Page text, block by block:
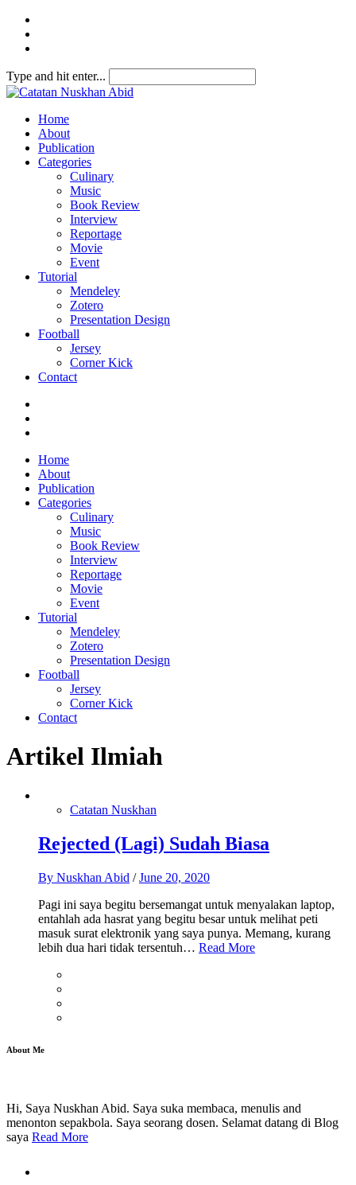
Type and hit enter...
Home
About
Publication
Categories
Culinary
Music
Book Review
Interview
Reportage
Movie
Event
Tutorial
Mendeley
Zotero
Presentation Design
Football
Jersey
Corner Kick
Contact
Home
About
Publication
Categories
Culinary
Music
Book Review
Interview
Reportage
Movie
Event
Tutorial
Mendeley
Zotero
Presentation Design
Football
Jersey
Corner Kick
Contact
Artikel Ilmiah
Catatan Nuskhan
Rejected (Lagi) Sudah Biasa
By Nuskhan Abid /June 20, 2020
Pagi ini saya begitu bersemangat untuk menyalakan laptop,
entahlah ada hasrat yang begitu besar untuk melihat peti
masuk surat elektronik yang saya punya. Memang, kurang
lebih dua hari tidak tersentuh… Read More
About Me
Hi, Saya Nuskhan Abid. Saya suka membaca, menulis and
menonton sepakbola. Saya seorang dosen. Selamat datang di Blog
saya Read More